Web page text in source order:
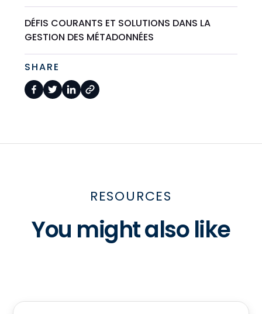
DÉFIS COURANTS ET SOLUTIONS DANS LA
GESTION DES MÉTADONNÉES
SHARE
RESOURCES
You might also like